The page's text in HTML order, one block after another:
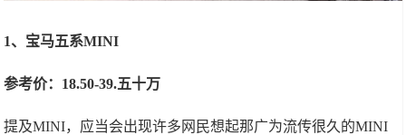
1、宝马五系MINI
参考价：18.50-39.五十万
提及MINI，应当会出现许多网民想起那广为流传很久的MINI